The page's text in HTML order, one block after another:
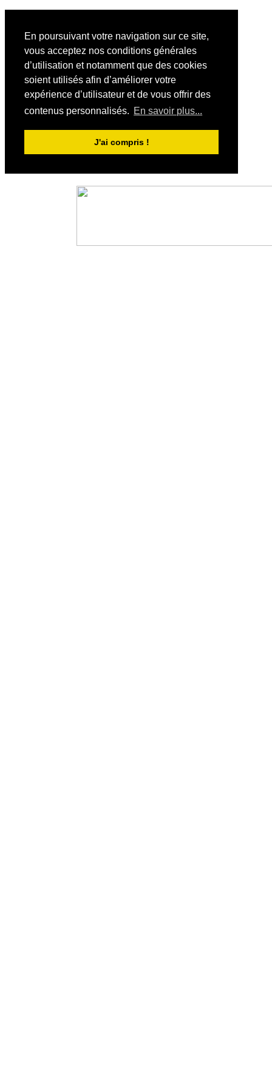
En poursuivant votre navigation sur ce site,
vous acceptez nos conditions générales
d’utilisation et notamment que des cookies
soient utilisés afin d’améliorer votre
expérience d’utilisateur et de vous offrir des
contenus personnalisés. En savoir plus...
J'ai compris !